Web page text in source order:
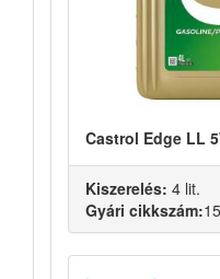
Castrol Edge LL
Kiszerelés: 4 lit.
Gyári cikkszám: